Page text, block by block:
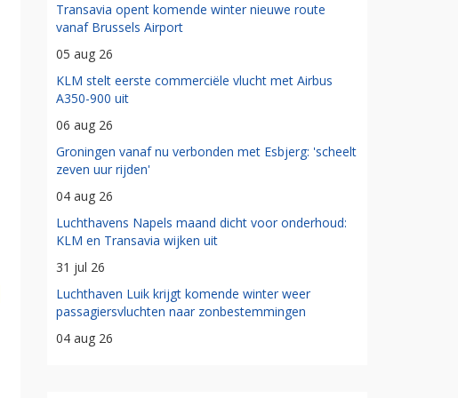
Transavia opent komende winter nieuwe route
vanaf Brussels Airport
05 aug 26
KLM stelt eerste commerciële vlucht met Airbus
A350-900 uit
06 aug 26
Groningen vanaf nu verbonden met Esbjerg: 'scheelt
zeven uur rijden'
04 aug 26
Luchthavens Napels maand dicht voor onderhoud:
KLM en Transavia wijken uit
31 jul 26
Luchthaven Luik krijgt komende winter weer
passagiersvluchten naar zonbestemmingen
04 aug 26